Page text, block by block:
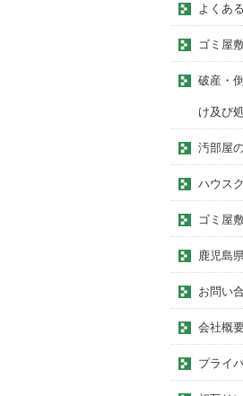
よくあ
ゴミ屋
破産・
け及び
汚部屋
ハウス
ゴミ屋
鹿児島
お問い
会社概
プライ